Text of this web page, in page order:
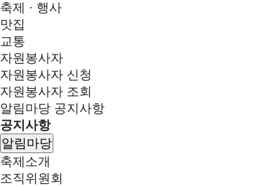
축제 · 행사
맛집
교통
자원봉사자
자원봉사자 신청
자원봉사자 조회
알림마당 공지사항
공지사항
알림마당
축제소개
조직위원회